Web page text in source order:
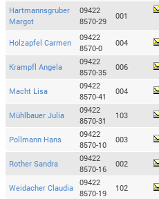
Hartmannsgruber
Margot
09422
8570-29
001
Holzapfel Carmen
09422
8570-0
004
Krampfl Angela
09422
8570-35
006
Macht Lisa
09422
8570-41
004
Mühlbauer Julia
09422
8570-31
103
Pollmann Hans
09422
8570-10
003
Rother Sandra
09422
8570-16
002
Weidacher Claudia
09422
8570-19
102